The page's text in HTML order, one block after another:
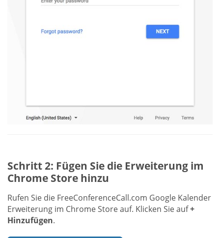
Schritt 2: Fügen Sie die Erweiterung im
Chrome Store hinzu
Rufen Sie die FreeConferenceCall.com Google Kalender
Erweiterung im Chrome Store auf. Klicken Sie auf+
Hinzufügen.